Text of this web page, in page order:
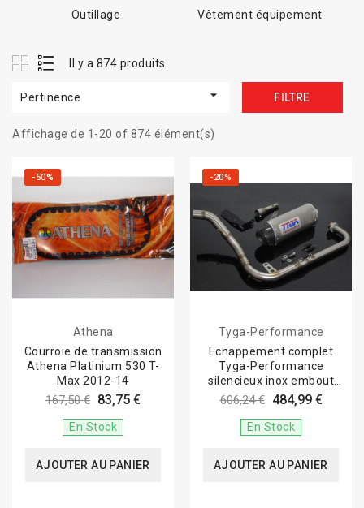
Outillage Vêtement équipement
Il y a 874 produits.
Pertinence  FILTRE
Affichage de 1-20 of 874 élément(s)
-50%
Athena
Courroie de transmission
Athena Platinium 530 T-
Max 2012-14
167,50 € 83,75 €
En Stock
AJOUTER AU PANIER
-20%
Tyga-Performance
Echappement complet
Tyga-Performance
silencieux inox embout
carbone, Honda...
606,24 € 484,99 €
En Stock
AJOUTER AU PANIER